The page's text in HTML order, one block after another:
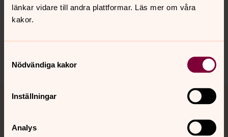
länkar vidare till andra plattformar. Läs mer om våra
kakor.
Nödvändiga kakor
Inställningar
Analys
Senast ändrad 22 januari 2024